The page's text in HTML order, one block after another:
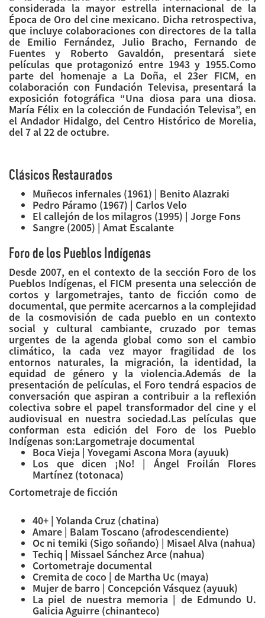
considerada la mayor estrella internacional de la
Época de Oro del cine mexicano. Dicha retrospectiva,
que incluye colaboraciones con directores de la talla
de Emilio Fernández, Julio Bracho, Fernando de
Fuentes y Roberto Gavaldón, presentará siete
películas que protagonizó entre 1943 y 1955.Como
parte del homenaje a La Doña, el 23er FICM, en
colaboración con Fundación Televisa, presentará la
exposición fotográfica “Una diosa para una diosa.
María Félix en la colección de Fundación Televisa”, en
el Andador Hidalgo, del Centro Histórico de Morelia,
del 7 al 22 de octubre.
Clásicos Restaurados
Muñecos infernales (1961) | Benito Alazraki
Pedro Páramo (1967) | Carlos Velo
El callejón de los milagros (1995) | Jorge Fons
Sangre (2005) | Amat Escalante
Foro de los Pueblos Indígenas
Desde 2007, en el contexto de la sección Foro de los
Pueblos Indígenas, el FICM presenta una selección de
cortos y largometrajes, tanto de ficción como de
documental, que permite acercarnos a la complejidad
de la cosmovisión de cada pueblo en un contexto
social y cultural cambiante, cruzado por temas
urgentes de la agenda global como son el cambio
climático, la cada vez mayor fragilidad de los
entornos naturales, la migración, la identidad, la
equidad de género y la violencia.Además de la
presentación de películas, el Foro tendrá espacios de
conversación que aspiran a contribuir a la reflexión
colectiva sobre el papel transformador del cine y el
audiovisual en nuestra sociedad.Las películas que
conforman esta edición del Foro de los Pueblo
Indígenas son:Largometraje documental
Boca Vieja | Yovegami Ascona Mora (ayuuk)
Los que dicen ¡No! | Ángel Froilán Flores
Martínez (totonaca)
Cortometraje de ficción
40+ | Yolanda Cruz (chatina)
Amare | Balam Toscano (afrodescendiente)
Oc ni temiki (Sigo soñando) | Misael Alva (nahua)
Techiq | Missael Sánchez Arce (nahua)
Cortometraje documental
Cremita de coco | de Martha Uc (maya)
Mujer de barro | Concepción Vásquez (ayuuk)
La piel de nuestra memoria | de Edmundo U.
Galicia Aguirre (chinanteco)